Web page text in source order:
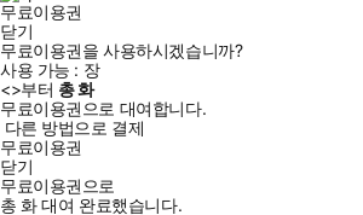
무료이용권
닫기
무료이용권을 사용하시겠습니까?
사용 가능 : 장
<>부터 총화
무료이용권으로 대여합니다.
다른 방법으로 결제
무료이용권
닫기
무료이용권으로
총 화대여 완료했습니다.